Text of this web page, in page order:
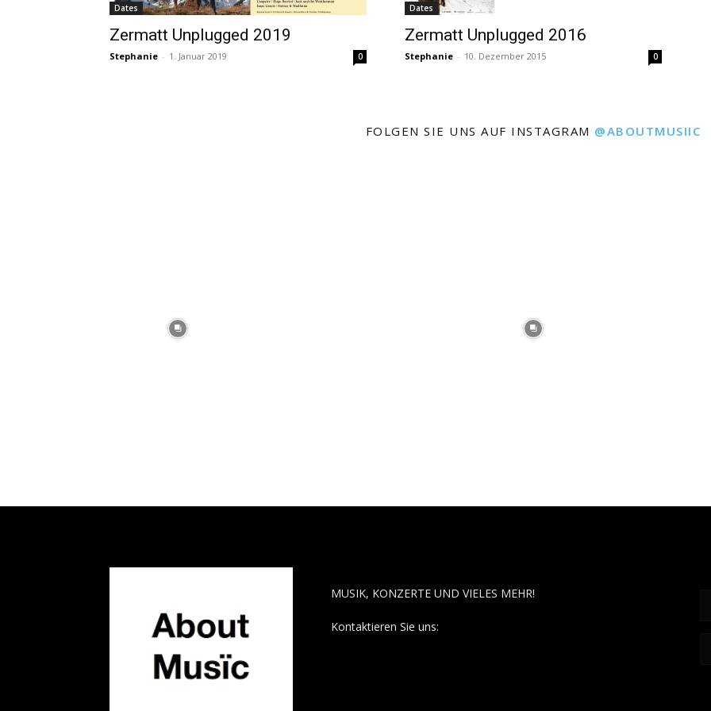
Dates
Zermatt Unplugged 2019
Stephanie - 1. Januar 2019 0
Dates
Zermatt Unplugged 2016
Stephanie - 10. Dezember 2015 0
FOLGEN SIE UNS AUF INSTAGRAM @ABOUTMUSIIC
MUSIK, KONZERTE UND VIELES MEHR!
Kontaktieren Sie uns: